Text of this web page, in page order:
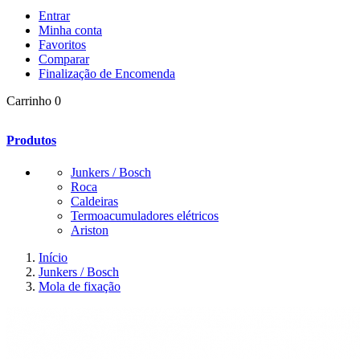
Entrar
Minha conta
Favoritos
Comparar
Finalização de Encomenda
Carrinho 0
Produtos
Junkers / Bosch
Roca
Caldeiras
Termoacumuladores elétricos
Ariston
Início
Junkers / Bosch
Mola de fixação